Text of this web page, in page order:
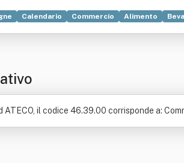
Calendario Commercio Alimento
ATECO, il codice 46.39.00 corrisponde a: